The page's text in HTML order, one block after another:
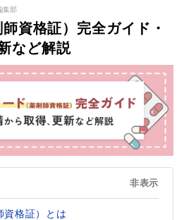
集部
資格証）完全ガイド・
など解説
非表示
資格証）とは